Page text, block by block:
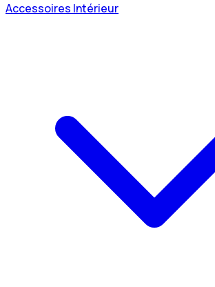
Accessoires Intérieur